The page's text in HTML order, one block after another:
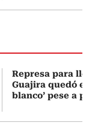
Represa para
Guajira quedó en
blanco’ pese a